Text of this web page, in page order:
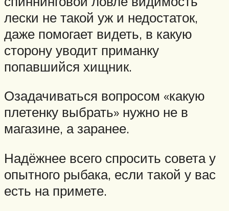
лески не такой уж и недостаток,
даже помогает видеть, в какую
сторону уводит приманку
попавшийся хищник.
Озадачиваться вопросом «какую
плетенку выбрать» нужно не в
магазине, а заранее.
Надёжнее всего спросить совета у
опытного рыбака, если такой у вас
есть на примете.